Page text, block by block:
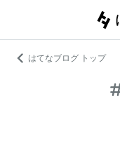
はてなブログ トップ